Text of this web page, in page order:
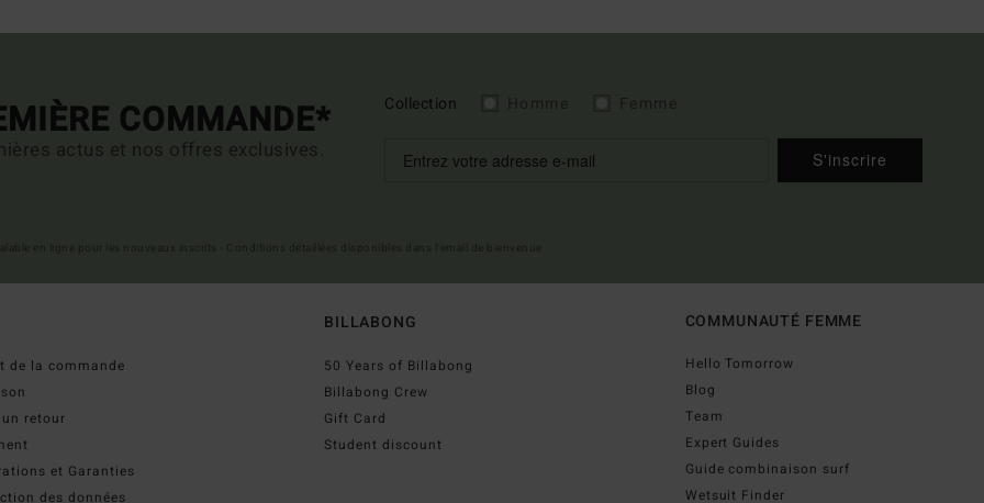
COMMANDE*
actus et nos offres exclusives.
Collection
S'inscrire
de la commande
retour
et Garanties
des données
BILLABONG
50 Years of Billabong
Billabong Crew
Gift Card
Student discount
COMMUNAUTÉ FEMME
Hello Tomorrow
Blog
Team
Expert Guides
Guide combinaison surf
Wetsuit Finder